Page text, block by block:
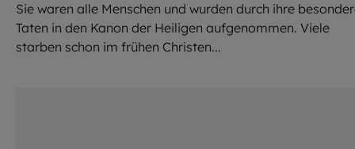
Sie waren alle Menschen und wurden durch ihre
Taten in den Kanon der Heiligen aufgenommen. Viele
starben schon im frühen Christen...